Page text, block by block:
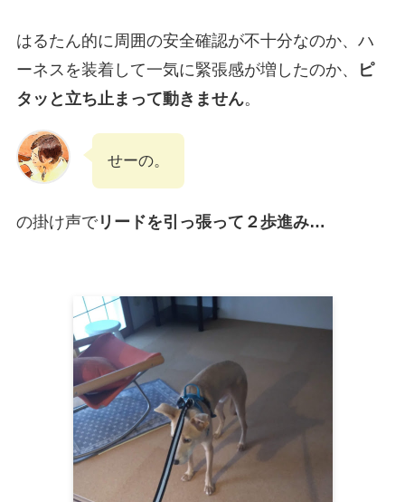
はるたん的に周囲の安全確認が不十分なのか、ハ
ーネスを装着して一気に緊張感が増したのか、
ピ
タッと立ち止まって動きません。
せーの。
の掛け声でリードを引っ張って２歩進み…